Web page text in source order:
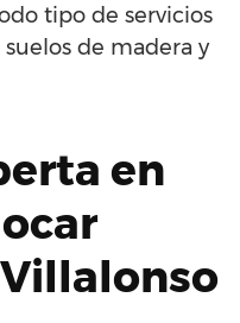
tipo de servicios
de madera y
en